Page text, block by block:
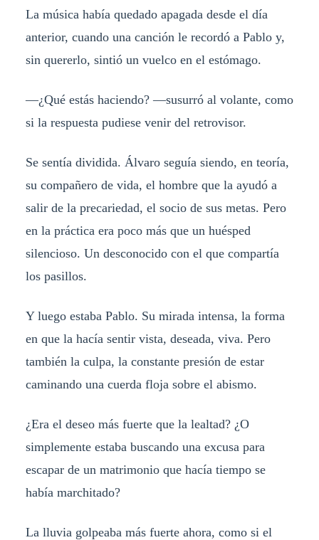
La música había quedado apagada desde el día
anterior, cuando una canción le recordó a Pablo y,
sin quererlo, sintió un vuelco en el estómago.
—¿Qué estás haciendo? —susurró al volante, como
si la respuesta pudiese venir del retrovisor.
Se sentía dividida. Álvaro seguía siendo, en teoría,
su compañero de vida, el hombre que la ayudó a
salir de la precariedad, el socio de sus metas. Pero
en la práctica era poco más que un huésped
silencioso. Un desconocido con el que compartía
los pasillos.
Y luego estaba Pablo. Su mirada intensa, la forma
en que la hacía sentir vista, deseada, viva. Pero
también la culpa, la constante presión de estar
caminando una cuerda floja sobre el abismo.
¿Era el deseo más fuerte que la lealtad? ¿O
simplemente estaba buscando una excusa para
escapar de un matrimonio que hacía tiempo se
había marchitado?
La lluvia golpeaba más fuerte ahora, como si el